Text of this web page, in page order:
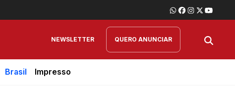
NEWSLETTER QUERO ANUNCIAR
Brasil Impresso